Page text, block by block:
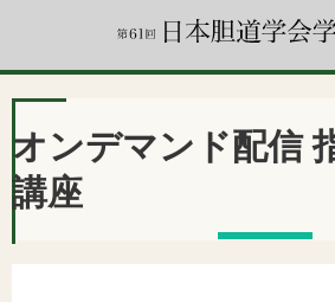
オンデマンド配信
講座